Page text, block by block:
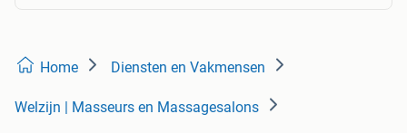
Home Diensten en Vakmensen
Welzijn | Masseurs en Massagesalons